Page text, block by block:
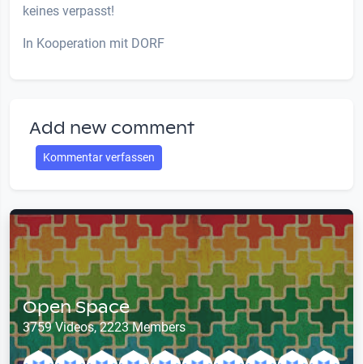
keines verpasst!
In Kooperation mit DORF
Add new comment
Kommentar verfassen
Open Space
3759 Videos, 2223 Members